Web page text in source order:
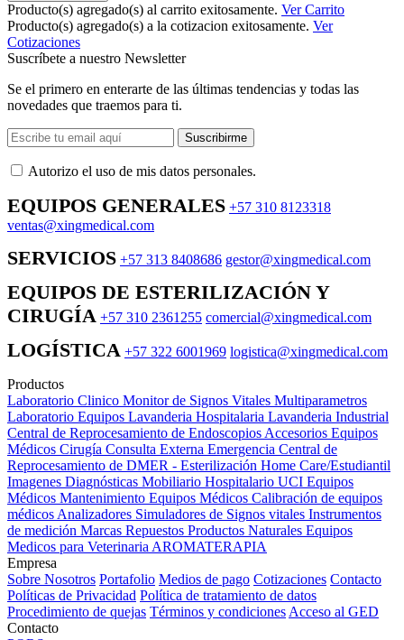
Producto(s) agregado(s) al carrito exitosamente. Ver Carrito
Producto(s) agregado(s) a la cotizacion exitosamente. Ver
Cotizaciones
Suscríbete a nuestro Newsletter
Se el primero en enterarte de las últimas tendencias y todas las
novedades que traemos para ti.
Suscribirme
Autorizo ​​el uso de mis datos personales.
EQUIPOS GENERALES +57 310 8123318
ventas@xingmedical.com
SERVICIOS +57 313 8408686 gestor@xingmedical.com
EQUIPOS DE ESTERILIZACIÓN Y
CIRUGÍA +57 310 2361255 comercial@xingmedical.com
LOGÍSTICA +57 322 6001969 logistica@xingmedical.com
Productos
Laboratorio Clinico Monitor de Signos Vitales Multiparametros
Laboratorio Equipos Lavanderia Hospitalaria Lavanderia Industrial
Central de Reprocesamiento de Endoscopios Accesorios Equipos
Médicos Cirugía Consulta Externa Emergencia Central de
Reprocesamiento de DMER - Esterilización Home Care/Estudiantil
Imagenes Diagnósticas Mobiliario Hospitalario UCI Equipos
Médicos Mantenimiento Equipos Médicos Calibración de equipos
médicos Analizadores Simuladores de Signos vitales Instrumentos
de medición Marcas Repuestos Productos Naturales Equipos
Medicos para Veterinaria AROMATERAPIA
Empresa
Sobre Nosotros Portafolio Medios de pago Cotizaciones Contacto
Políticas de Privacidad Política de tratamiento de datos
Procedimiento de quejas Términos y condiciones Acceso al GED
Contacto